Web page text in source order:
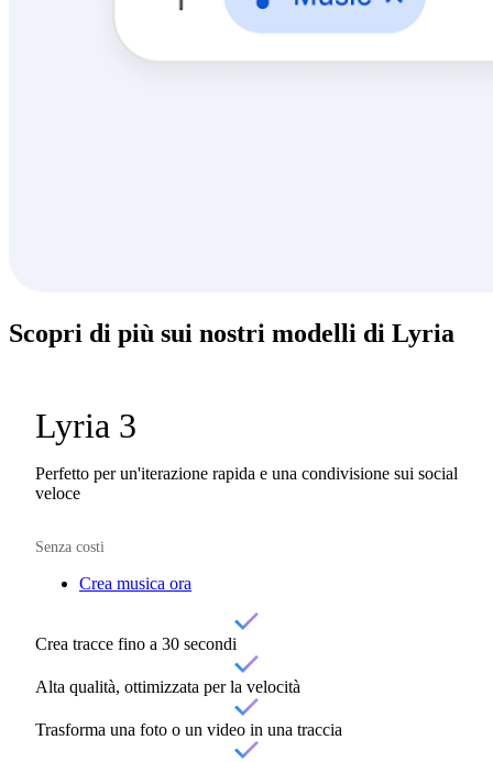
Scopri di più sui nostri modelli di Lyria
Lyria 3
Perfetto per un'iterazione rapida e una condivisione sui social
veloce
Senza costi
Crea musica ora
Crea tracce fino a 30 secondi
Alta qualità, ottimizzata per la velocità
Trasforma una foto o un video in una traccia